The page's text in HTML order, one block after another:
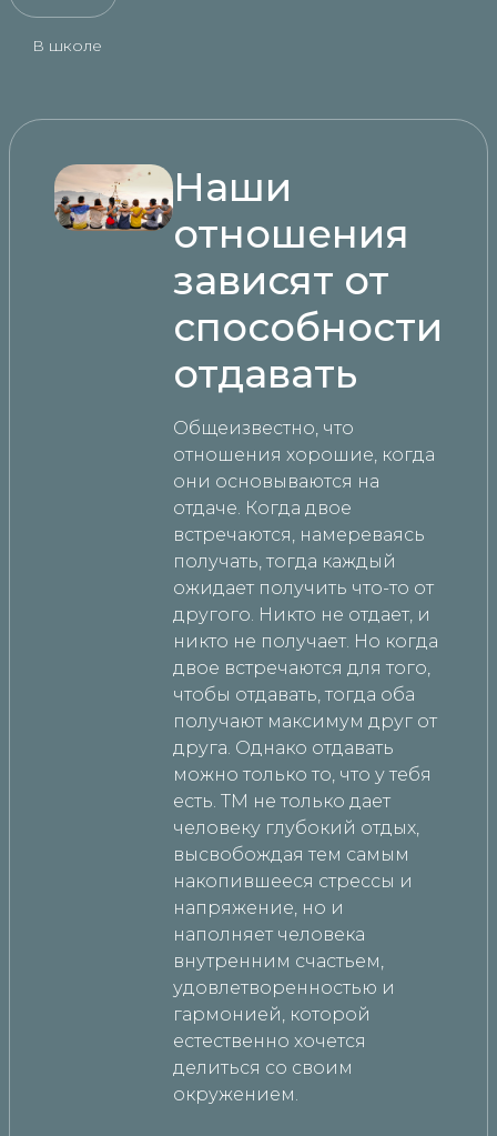
В школе
Наши
отношения
зависят от
способности
отдавать
Общеизвестно, что
отношения хорошие, когда
они основываются на
отдаче. Когда двое
встречаются, намереваясь
получать, тогда каждый
ожидает получить что-то от
другого. Никто не отдает, и
никто не получает. Но когда
двое встречаются для того,
чтобы отдавать, тогда оба
получают максимум друг от
друга. Однако отдавать
можно только то, что у тебя
есть. ТМ не только дает
человеку глубокий отдых,
высвобождая тем самым
накопившееся стрессы и
напряжение, но и
наполняет человека
внутренним счастьем,
удовлетворенностью и
гармонией, которой
естественно хочется
делиться со своим
окружением.